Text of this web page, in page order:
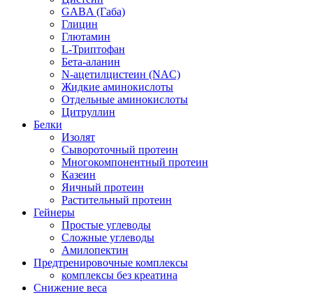
GABA (Габа)
Глицин
Глютамин
L-Триптофан
Бета-аланин
N-ацетилцистеин (NAC)
Жидкие аминокислоты
Отдельные аминокислоты
Цитруллин
Белки
Изолят
Сывороточный протеин
Многокомпонентный протеин
Казеин
Яичный протеин
Растительный протеин
Гейнеры
Простые углеводы
Сложные углеводы
Амилопектин
Предтренировочные комплексы
комплексы без креатина
Снижение веса